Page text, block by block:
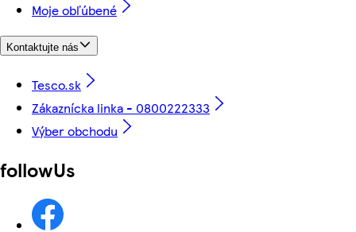
Moje obľúbené
Kontaktujte nás
Tesco.sk
Zákaznícka linka - 0800222333
Výber obchodu
followUs